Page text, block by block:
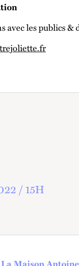
avec les publics
/15H